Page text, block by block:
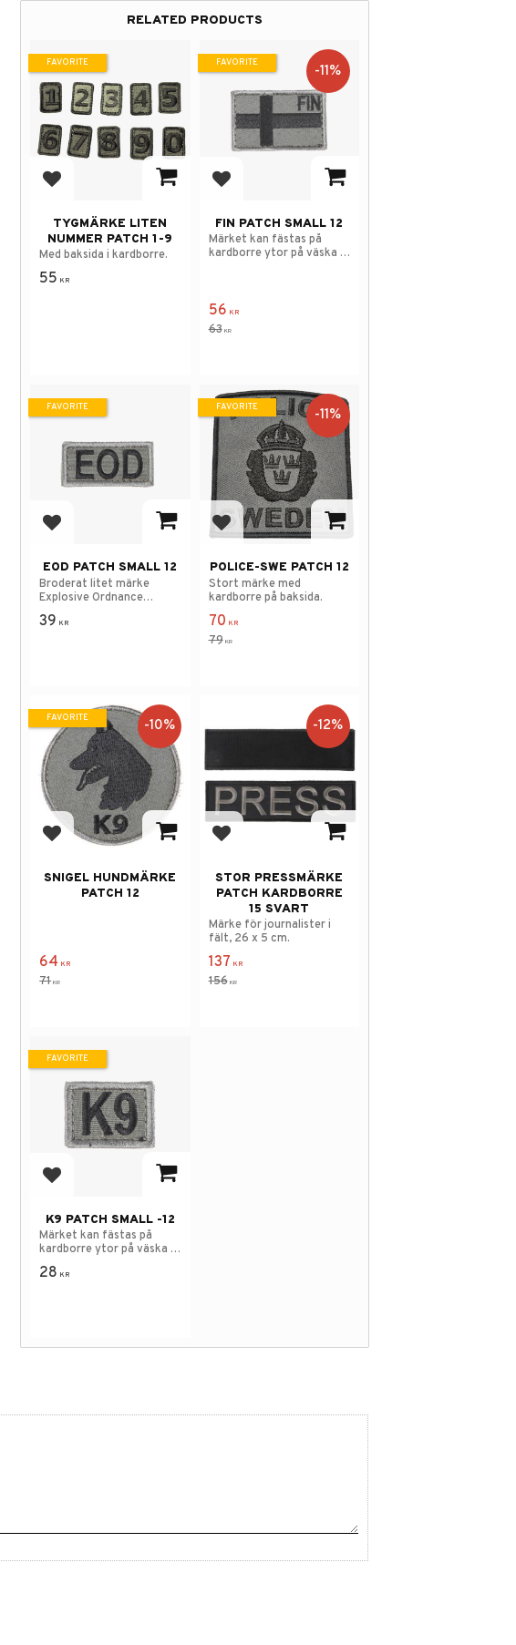
RELATED PRODUCTS
Add to favorites
TYGMÄRKE LITEN
NUMMER PATCH 1-9
Med baksida i kardborre.
55 KR
FAVORITE
Add to favorites
FIN PATCH SMALL 12
Märket kan fästas på
kardborre ytor på väska &
56 KR
63KR
11%
FAVORITE
Add to favorites
EOD PATCH SMALL 12
Broderat litet märke
Explosive Ordnance
Disposal.
39 KR
FAVORITE
Add to favorites
POLICE-SWE PATCH 12
Stort märke med
kardborre på baksida.
70 KR
79KR
11%
FAVORITE
Add to favorites
SNIGEL HUNDMÄRKE
PATCH 12
64 KR
71KR
10%
FAVORITE
Add to favorites
STOR PRESSMÄRKE
PATCH KARDBORRE
15 SVART
Märke för journalister i
fält, 26 x 5 cm.
137 KR
156KR
12%
Add to favorites
K9 PATCH SMALL -12
Märket kan fästas på
kardborre ytor på väska &
väst.
28 KR
FAVORITE